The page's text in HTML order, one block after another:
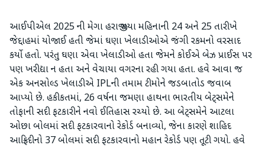
આઈપીએલ 2025 ની મેગા હરાજી ગયા મહિનાની 24 અને 25 તારીખે
જેદ્દાહમાં યોજાઈ હતી જેમાં ઘણા ખેલાડીઓએ જંગી રકમનો વરસાદ
કર્યો હતો. પરંતુ ઘણા એવા ખેલાડીઓ હતા જેમને કોઈએ બેઝ પ્રાઈસ પર
પણ ખરીદ્યા ન હતા અને વેચાયા વગરના રહી ગયા હતા. હવે આવા જ
એક અનસોલ્ડ ખેલાડીએ IPLની તમામ ટીમોને જડબાતોડ જવાબ
આપ્યો છે. હકીકતમાં, 26 વર્ષના જમણા હાથના ભારતીય બેટ્સમેને
તોફાની સદી ફટકારીને નવો ઈતિહાસ રચ્યો છે. આ બેટ્સમેને આટલા
ઓછા બોલમાં સદી ફટકારવાનો રેકોર્ડ બનાવ્યો, જેના કારણે શાહિદ
આફ્રિદીનો 37 બોલમાં સદી ફટકારવાનો મહાન રેકોર્ડ પણ તૂટી ગયો. હવે